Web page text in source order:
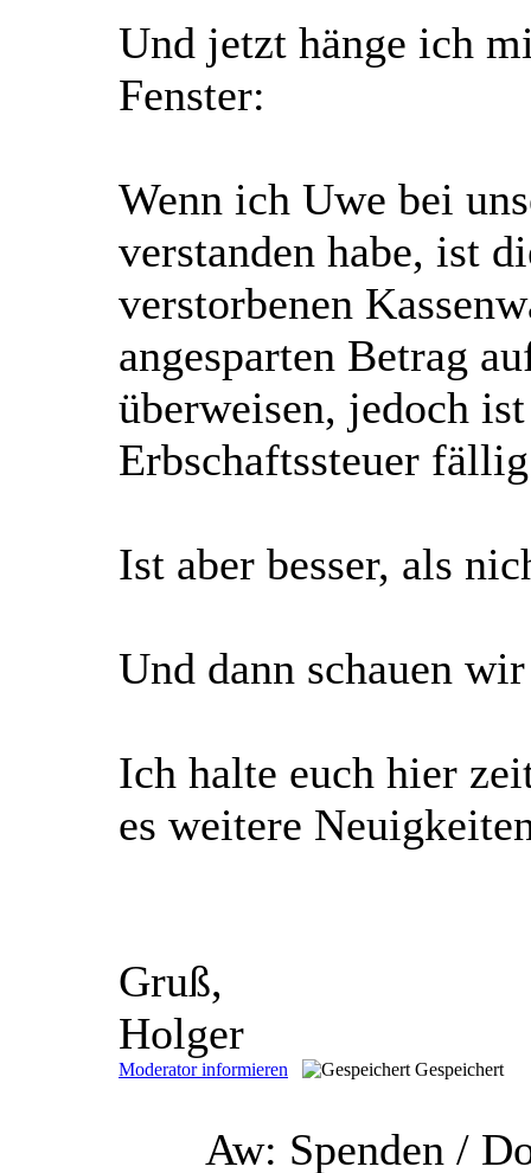
Und jetzt hänge ich
Fenster:
Wenn ich Uwe bei
verstanden habe, ist
verstorbenen
angesparten Betrag
überweisen, jedoch
Erbschaftssteuer
Ist aber besser, als
Und dann schauen
Ich halte euch hier
es weitere
Gruß,
Holger
Moderator informieren Gespeichert
Aw: Spenden /